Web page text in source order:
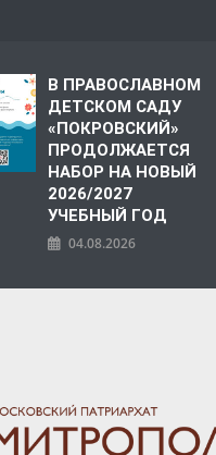
В ПРАВОСЛАВНОМ
ДЕТСКОМ САДУ
«ПОКРОВСКИЙ»
ПРОДОЛЖАЕТСЯ
НАБОР НА НОВЫЙ
2026/2027
УЧЕБНЫЙ ГОД
04.08.2026